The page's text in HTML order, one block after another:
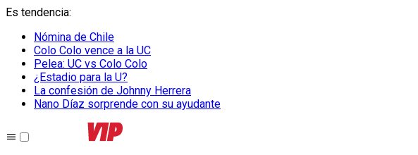
Es tendencia:
Nómina de Chile
Colo Colo vence a la UC
Pelea: UC vs Colo Colo
¿Estadio para la U?
La confesión de Johnny Herrera
Nano Díaz sorprende con su ayudante